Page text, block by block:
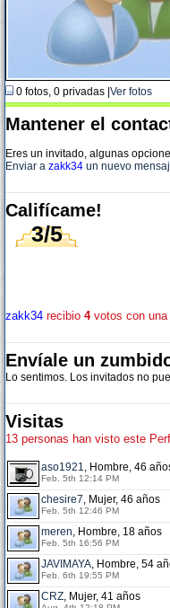
0 fotos, 0 privadas | Ver fotos
Mantener el
Eres un invitado, algunas
Enviar a zakk34 un nuevo
Califícame!
3/5
zakk34 recibio 4votos con una
Envíale un
Lo sentimos. Los invitados no
Visitas
13 personas han visto este
aso1921, Hombre, 46
Feb. 5th 12:14 PM
chesire7, Mujer, 46 años
Feb. 5th 12:46 PM
meren, Hombre, 18 años
Feb. 5th 16:56 PM
JAVIMAYA, Hombre, 54
Feb. 6th 19:55 PM
CRZ, Mujer, 41 años